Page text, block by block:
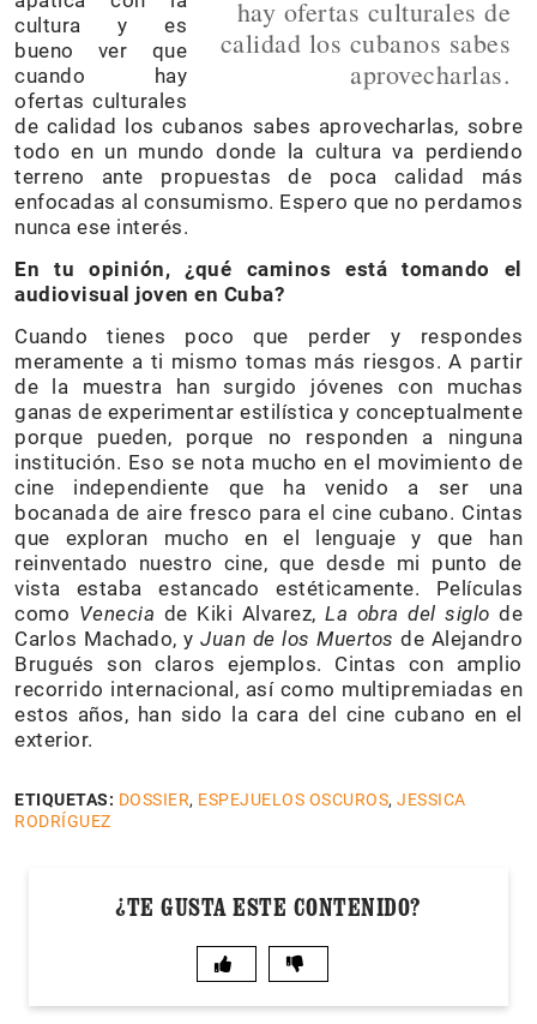
hay ofertas culturales de
calidad los cubanos sabes
aprovecharlas.
cultura y es
bueno ver que
cuando hay
ofertas culturales
de calidad los cubanos sabes aprovecharlas, sobre
todo en un mundo donde la cultura va perdiendo
terreno ante propuestas de poca calidad más
enfocadas al consumismo. Espero que no perdamos
nunca ese interés.
En tu opinión, ¿qué caminos está tomando el
audiovisual joven en Cuba?
Cuando tienes poco que perder y respondes
meramente a ti mismo tomas más riesgos. A partir
de la muestra han surgido jóvenes con muchas
ganas de experimentar estilística y conceptualmente
porque pueden, porque no responden a ninguna
institución. Eso se nota mucho en el movimiento de
cine independiente que ha venido a ser una
bocanada de aire fresco para el cine cubano. Cintas
que exploran mucho en el lenguaje y que han
reinventado nuestro cine, que desde mi punto de
vista estaba estancado estéticamente. Películas
como Venecia de Kiki Alvarez, La obra del siglo de
Carlos Machado, y Juan de los Muertos de Alejandro
Brugués son claros ejemplos. Cintas con amplio
recorrido internacional, así como multipremiadas en
estos años, han sido la cara del cine cubano en el
exterior.
ETIQUETAS: DOSSIER, ESPEJUELOS OSCUROS, JESSICA
RODRÍGUEZ
¿TE GUSTA ESTE CONTENIDO?